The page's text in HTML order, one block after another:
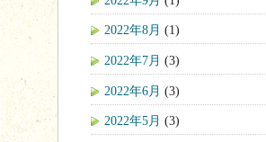
2022年8月 (1)
2022年7月 (3)
2022年6月 (3)
2022年5月 (3)